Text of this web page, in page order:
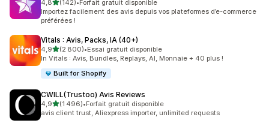
4,8étoile(s) sur 5
(142)
142 avis au total
• Forfait gratuit disponible
Importez facilement des avis depuis vos plateformes d’e-commerce
préférées !
Vitals : Avis, Packs, IA (40+)
4,9étoile(s) sur 5
(2 800)
2800 avis au total
•Essai gratuit disponible
In Vitals : Avis, Bundles, Replays, AI, Monnaie + 40 plus !
Built for Shopify
CWILL(Trustoo) Avis Reviews
4,9étoile(s) sur 5
(1 496)
1496 avis au total
•Forfait gratuit disponible
avis client trust, Aliexpress importer, unlimited requests